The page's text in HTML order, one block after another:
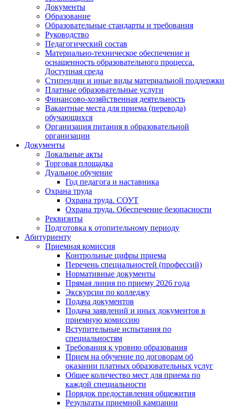
Документы
Образование
Образовательные стандарты и требования
Руководство
Педагогический состав
Материально-техническое обеспечение и
оснащенность образовательного процесса.
Доступная среда
Стипендии и иные виды материальной поддержки
Платные образовательные услуги
Финансово-хозяйственная деятельность
Вакантные места для приема (перевода)
обучающихся
Организация питания в образовательной
организации
Документы
Локальные акты
Торговая площадка
Дуальное обучение
Год педагога и наставника
Охрана труда
Охрана труда. СОУТ
Охрана труда. Обеспечение безопасности
Реквизиты
Подготовка к отопительному периоду
Абитуриенту
Приемная комиссия
Контрольные цифры приема
Перечень специальностей (профессий)
Нормативные документы
Прямая линия по приему 2026 года
Экскурсии по колледжу
Подача документов
Подача заявлений и иных документов в
приемную комиссию
Вступительные испытания по
специальностям
Требования к уровню образования
Прием на обучение по договорам об
оказании платных образовательных услуг
Общее количество мест для приема по
каждой специальности
Порядок предоставления общежития
Результаты приемной кампании